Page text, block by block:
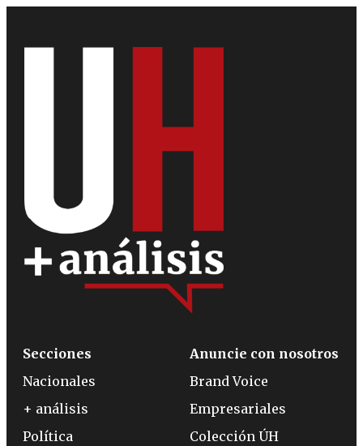
Secciones
Nacionales
+ análisis
Política
Anuncie con nosotros
Brand Voice
Empresariales
Colección ÚH